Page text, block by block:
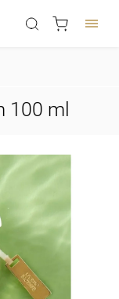
100 ml